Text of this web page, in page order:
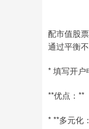
配市值股
通过平衡
* 填写开户
**优点：**
* **多元化